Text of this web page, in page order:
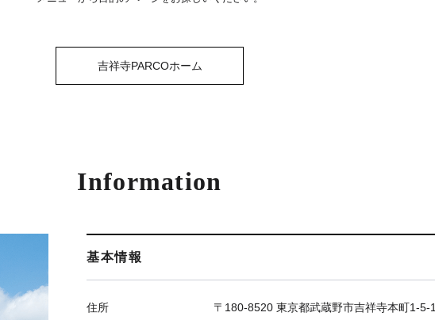
吉祥寺PARCOホーム
Information
基本情報
住所 〒180-8520 東京都武蔵野市吉祥寺本町1-5-1